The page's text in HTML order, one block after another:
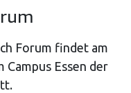
Forum findet am
Campus Essen der